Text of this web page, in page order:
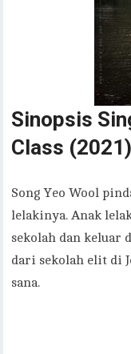
Sinopsis
Class (2021)
Song Yeo Wool
lelakinya. Anak
sekolah dan keluar
dari sekolah elit di
sana.